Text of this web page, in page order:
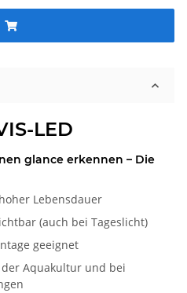
LED
glance erkennen – Die
Lebensdauer
(auch bei Tageslicht)
geeignet
Aquakultur und bei